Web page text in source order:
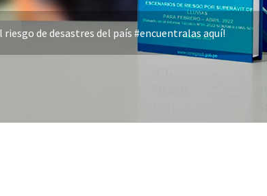
de desastres del país #encuentralas aquí!